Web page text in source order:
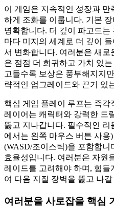
이 게임은 지속적인 성장과
하게 조화를 이룹니다. 기본
명확합니다. 더 깊이 파고드는
마다 미지의 세계로 더 깊이
서 변화합니다. 여러분은 새로
은 점점 더 희귀하고 가치 있
고들수록 보상은 풍부해지지
략적인 업그레이드와 끈기 있
핵심 게임 플레이 루프는 즉
레이어는 캐릭터와 강력한 드
뚫고 지나갑니다. 필수적인 리
에서는 왼쪽 마우스 버튼 사용
(WASD/조이스틱)을 포함합
효율성입니다. 여러분은 자원
레이드를 고려해야 하며, 힘
여 다음 지질 장벽을 뚫고 나
여러분을 사로잡을 핵심